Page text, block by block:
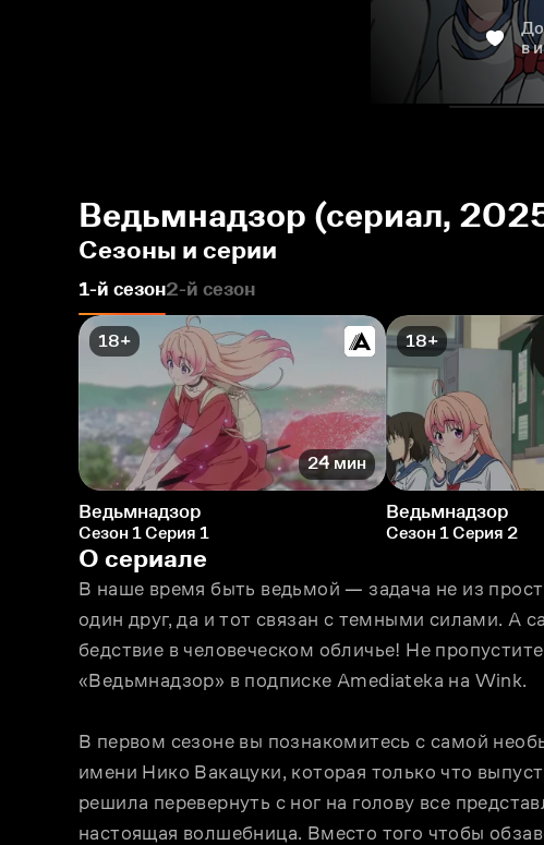
в
Ведьмнадзор (сериал,
Сезоны и серии
1-й сезон2-й сезон
18+
24 мин
Ведьмнадзор
Сезон 1 Серия 1
18+
Ведьмнадзор
Сезон 1 Серия 2
О сериале
В наше время быть ведьмой — задача не из
один друг, да и тот связан с темными силами. А
бедствие в человеческом обличье! Не
«Ведьмнадзор» в подписке Amediateka на Wink.
В первом сезоне вы познакомитесь с самой
имени Нико Вакацуки, которая только что
решила перевернуть с ног на голову все
настоящая волшебница. Вместо того чтобы